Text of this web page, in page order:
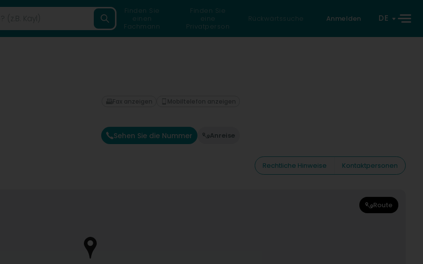
Finden Sie
einen
Fachmann
Finden Sie
eine
Privatperson
Rückwärtssuche Anmelden DE
Sehen Sie die Nummer Anreise
Fax anzeigen Mobiltelefon anzeigen
Rechtliche Hinweise
Kontaktpersonen
Route